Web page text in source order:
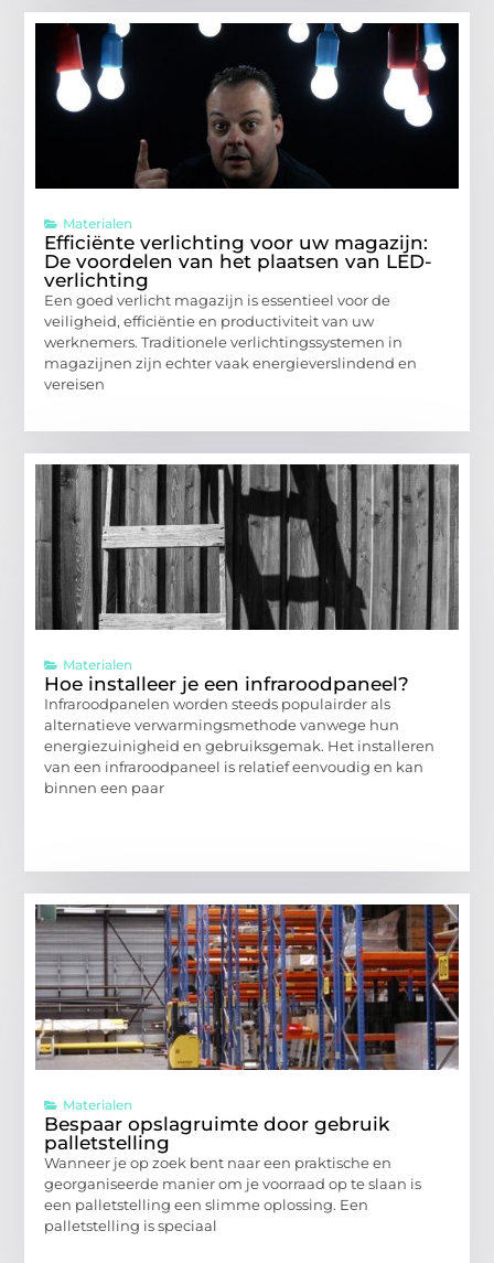
Materialen
Efficiënte verlichting voor uw magazijn:
De voordelen van het plaatsen van LED-
verlichting
Een goed verlicht magazijn is essentieel voor de
veiligheid, efficiëntie en productiviteit van uw
werknemers. Traditionele verlichtingssystemen in
magazijnen zijn echter vaak energieverslindend en
vereisen
Materialen
Hoe installeer je een infraroodpaneel?
Infraroodpanelen worden steeds populairder als
alternatieve verwarmingsmethode vanwege hun
energiezuinigheid en gebruiksgemak. Het installeren
van een infraroodpaneel is relatief eenvoudig en kan
binnen een paar
Materialen
Bespaar opslagruimte door gebruik
palletstelling
Wanneer je op zoek bent naar een praktische en
georganiseerde manier om je voorraad op te slaan is
een palletstelling een slimme oplossing. Een
palletstelling is speciaal